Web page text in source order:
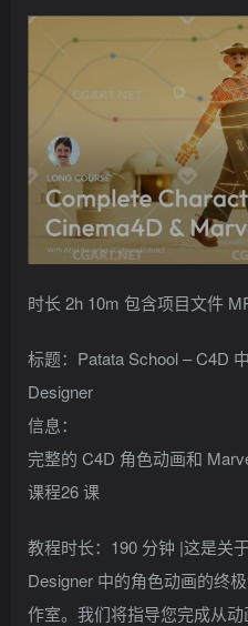
时长 2h 10m 包含项目文件
标题：Patata School – C4D
Designer
信息：
完整的 C4D 角色动画和
课程26 课
教程时长：190 分钟 |这是关
Designer 中的角色动画的终
作室。我们将指导您完成从
社交